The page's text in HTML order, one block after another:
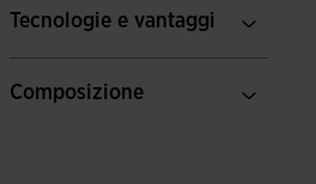
Tecnologie e vantaggi
Composizione